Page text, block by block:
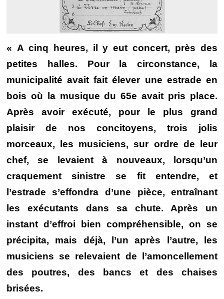
« A cinq heures, il y eut concert, près des
petites halles. Pour la circonstance, la
municipalité avait fait élever une estrade en
bois où la musique du 65e avait pris place.
Après avoir exécuté, pour le plus grand
plaisir de nos concitoyens, trois jolis
morceaux, les musiciens, sur ordre de leur
chef, se levaient à nouveaux, lorsqu’un
craquement sinistre se fit entendre, et
l’estrade s’effondra d’une pièce, entraînant
les exécutants dans sa chute. Après un
instant d’effroi bien compréhensible, on se
précipita, mais déjà, l’un après l’autre, les
musiciens se relevaient de l’amoncellement
des poutres, des bancs et des chaises
brisées.